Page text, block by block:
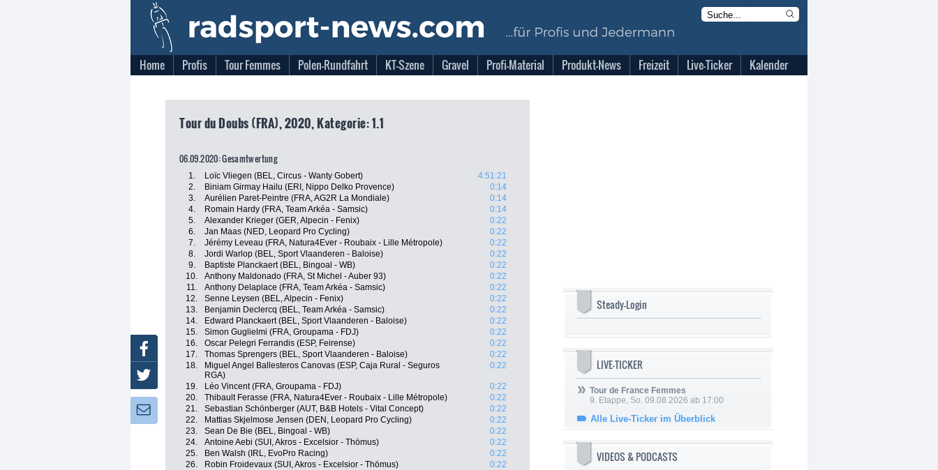
Home Profis Tour Femmes Polen-Rundfahrt KT-Szene Gravel Profi-Material Produkt-News Freizeit Live-Ticker Kalender
Tour du Doubs (FRA), 2020, Kategorie: 1.1
06.09.2020: Gesamtwertung
1. Loïc Vliegen (BEL, Circus - Wanty Gobert)
4:51:21
2.
Biniam Girmay Hailu (ERI, Nippo Delko Provence)
0:14
3.
Aurélien Paret-Peintre (FRA, AG2R La Mondiale)
0:14
4.
Romain Hardy (FRA, Team Arkéa - Samsic)
0:14
5.
Alexander Krieger (GER, Alpecin - Fenix)
0:22
6.
Jan Maas (NED, Leopard Pro Cycling)
0:22
7.
Jérémy Leveau (FRA, Natura4Ever - Roubaix - Lille Métropole)
0:22
8.
Jordi Warlop (BEL, Sport Vlaanderen - Baloise)
0:22
9.
Baptiste Planckaert (BEL, Bingoal - WB)
0:22
10.
Anthony Maldonado (FRA, St Michel - Auber 93)
0:22
11.
Anthony Delaplace (FRA, Team Arkéa - Samsic)
0:22
12.
Senne Leysen (BEL, Alpecin - Fenix)
0:22
13.
Benjamin Declercq (BEL, Team Arkéa - Samsic)
0:22
14.
Edward Planckaert (BEL, Sport Vlaanderen - Baloise)
0:22
15.
Simon Guglielmi (FRA, Groupama - FDJ)
0:22
16.
Oscar Pelegri Ferrandis (ESP, Feirense)
0:22
17.
Thomas Sprengers (BEL, Sport Vlaanderen - Baloise)
0:22
18.
Miguel Angel Ballesteros Canovas (ESP, Caja Rural - Seguros
RGA)
0:22
19. Léo Vincent (FRA, Groupama - FDJ)
0:22
20.
Thibault Ferasse (FRA, Natura4Ever - Roubaix - Lille Métropole)
0:22
21.
Sebastian Schönberger (AUT, B&B Hotels - Vital Concept)
0:22
22.
Mattias Skjelmose Jensen (DEN, Leopard Pro Cycling)
0:22
23.
Sean De Bie (BEL, Bingoal - WB)
0:22
24.
Antoine Aebi (SUI, Akros - Excelsior - Thömus)
0:22
25.
Ben Walsh (IRL, EvoPro Racing)
0:22
26.
Robin Froidevaux (SUI, Akros - Excelsior - Thömus)
0:22
Steady-Login
LIVE-TICKER
Tour de France Femmes
9. Etappe, So. 09.08.2026 ab 17:00
Alle Live-Ticker im Überblick
VIDEOS & PODCASTS
Facebook
Twitter
Newsletter: